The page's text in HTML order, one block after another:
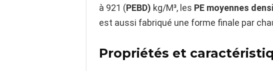
à 921 (PEBD) kg/M³, les PE moyennes
est aussi fabriqué une forme finale par
Propriétés et